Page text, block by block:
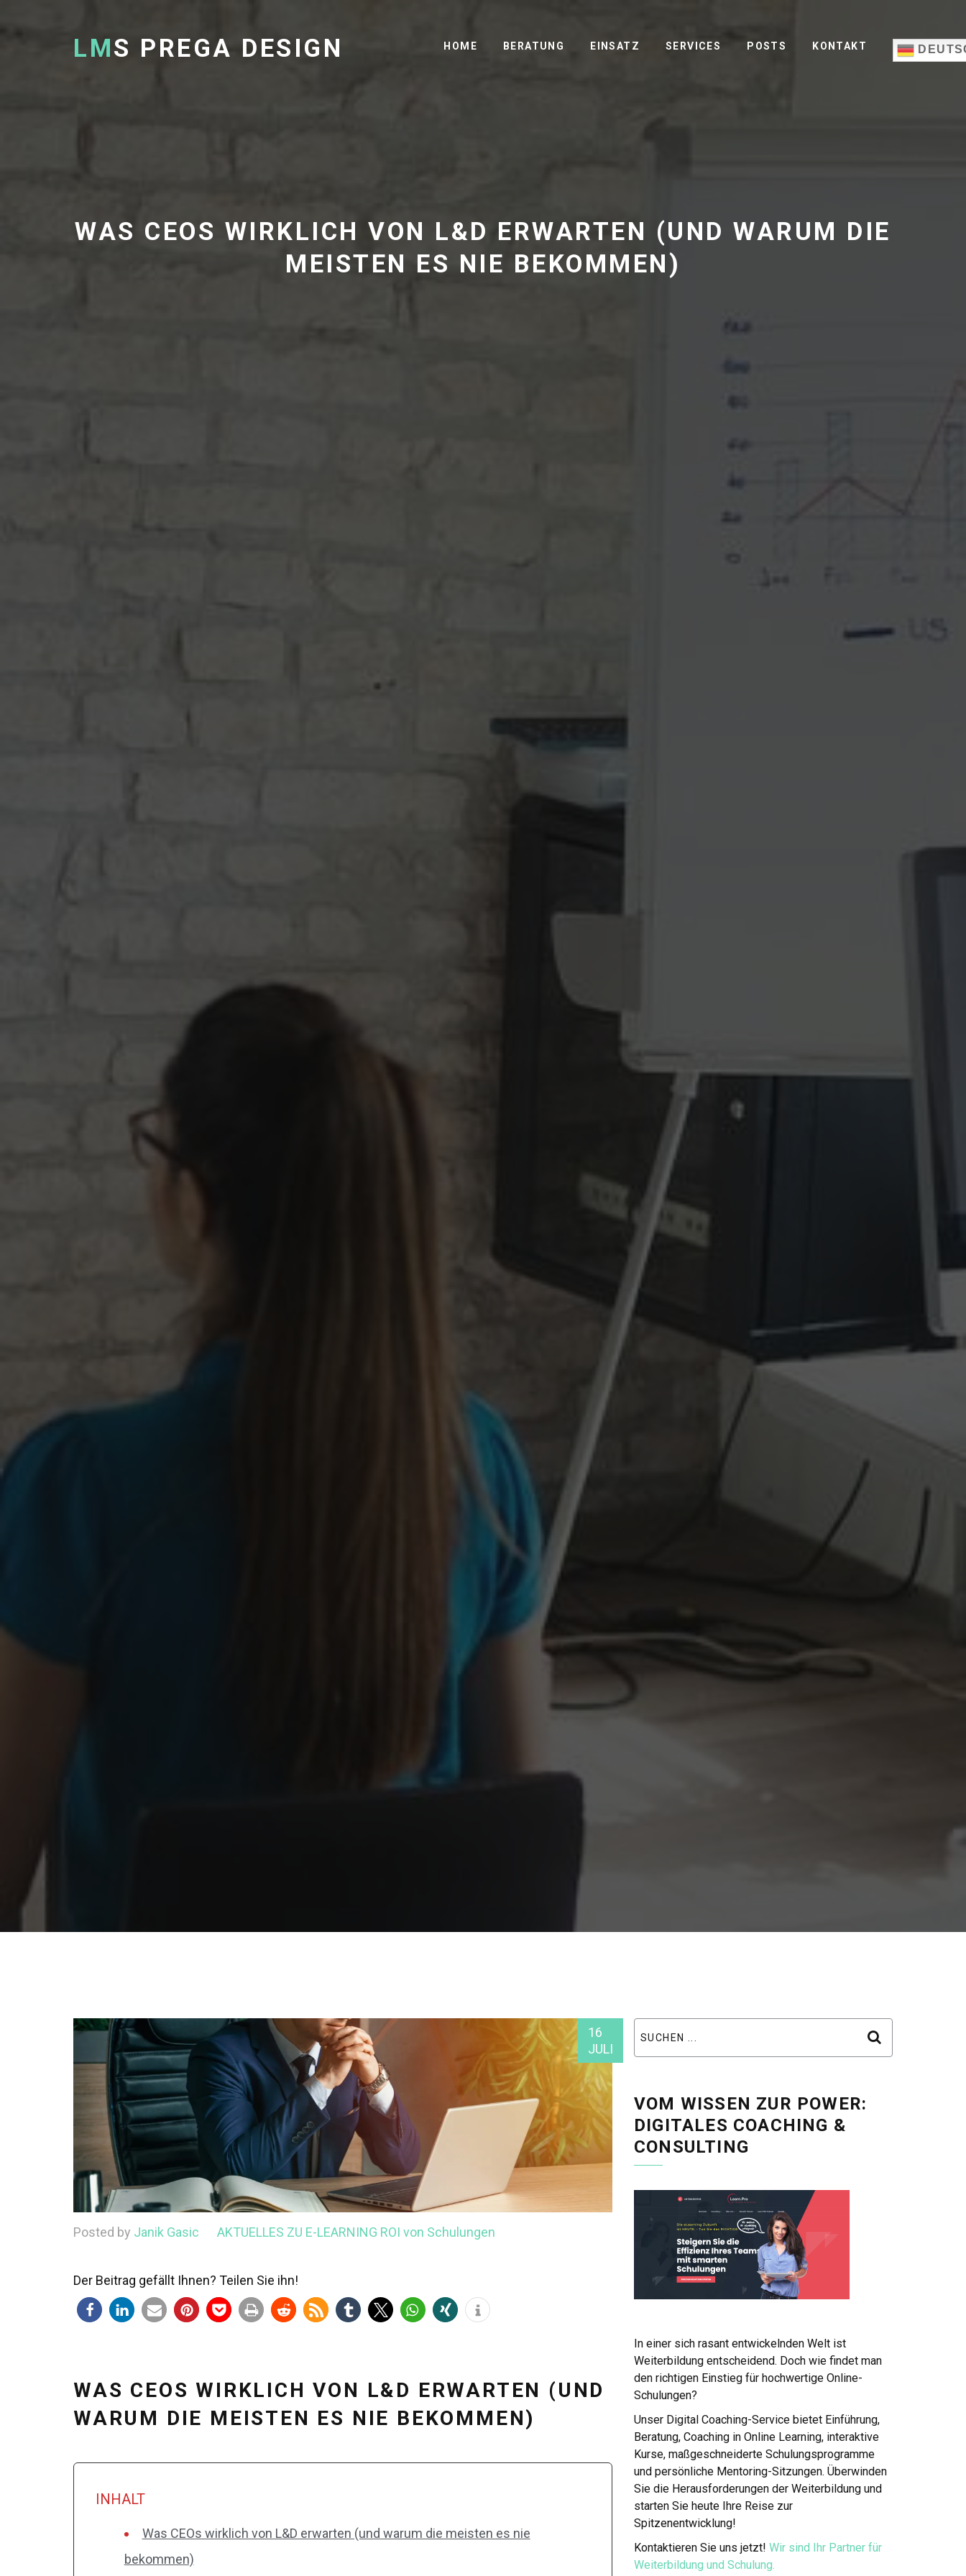
LMS PREGA DESIGN HOME BERATUNG EINSATZ SERVICES POSTS KONTAKT
WAS CEOS WIRKLICH VON L&D ERWARTEN (UND WARUM DIE
MEISTEN ES NIE BEKOMMEN)
16
JULI
Posted by Janik Gasic AKTUELLES ZU E-LEARNING ROI von Schulungen
Der Beitrag gefällt Ihnen? Teilen Sie ihn!
WAS CEOS WIRKLICH VON L&D ERWARTEN (UND
WARUM DIE MEISTEN ES NIE BEKOMMEN)
INHALT
Was CEOs wirklich von L&D erwarten (und warum die meisten es nie
bekommen)
VOM WISSEN ZUR POWER:
DIGITALES COACHING &
CONSULTING
In einer sich rasant entwickelnden Welt ist
Weiterbildung entscheidend. Doch wie findet man
den richtigen Einstieg für hochwertige Online-
Schulungen?
Unser Digital Coaching-Service bietet Einführung,
Beratung, Coaching in Online Learning, interaktive
Kurse, maßgeschneiderte Schulungsprogramme
und persönliche Mentoring-Sitzungen. Überwinden
Sie die Herausforderungen der Weiterbildung und
starten Sie heute Ihre Reise zur
Spitzenentwicklung!
Kontaktieren Sie uns jetzt! Wir sind Ihr Partner für
Weiterbildung und Schulung.